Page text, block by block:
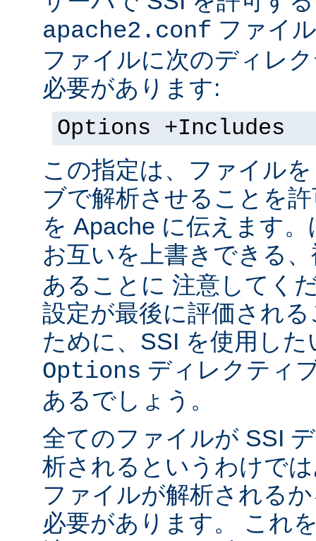
apache2.conf ファイ
ファイルに次のディレ
必要があります:
Options +Includes
この指定は、ファイル
ブで解析させることを
を Apache に伝えます
お互いを上書きできる
あることに 注意してく
設定が最後に評価され
ために、SSI を使用し
Options ディレクティ
あるでしょう。
全てのファイルが SSI
析されるというわけで
ファイルが解析される
必要があります。 これ